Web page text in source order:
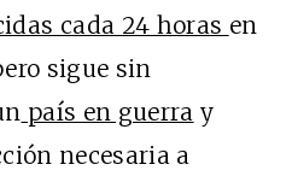
cada 24 horas en
sigue sin
país en guerra y
necesaria a